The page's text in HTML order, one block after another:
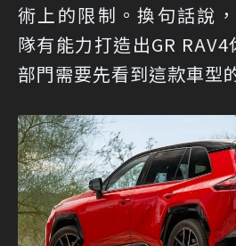
術上的限制。換句話說
隊有能力打造出GR
部門需要先看到這款車型